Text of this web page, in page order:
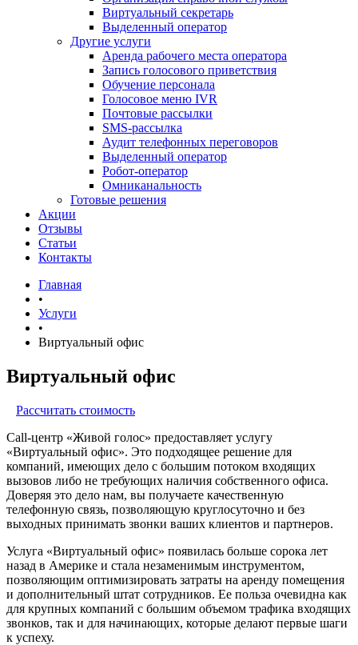
Виртуальный секретарь
Выделенный оператор
Другие услуги
Аренда рабочего места оператора
Запись голосового приветствия
Обучение персонала
Голосовое меню IVR
Почтовые рассылки
SMS-рассылка
Аудит телефонных переговоров
Выделенный оператор
Робот-оператор
Омниканальность
Готовые решения
Акции
Отзывы
Статьи
Контакты
Главная
•
Услуги
•
Виртуальный офис
Виртуальный офис
Рассчитать стоимость
Call-центр «Живой голос» предоставляет услугу
«Виртуальный офис». Это подходящее решение для
компаний, имеющих дело с большим потоком входящих
вызовов либо не требующих наличия собственного офиса.
Доверяя это дело нам, вы получаете качественную
телефонную связь, позволяющую круглосуточно и без
выходных принимать звонки ваших клиентов и партнеров.
Услуга «Виртуальный офис» появилась больше сорока лет
назад в Америке и стала незаменимым инструментом,
позволяющим оптимизировать затраты на аренду помещения
и дополнительный штат сотрудников. Ее польза очевидна как
для крупных компаний с большим объемом трафика входящих
звонков, так и для начинающих, которые делают первые шаги
к успеху.